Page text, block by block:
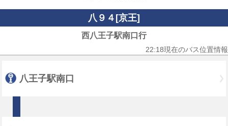
八９４[京王]
西八王子駅南口行
22:18現在のバス位置情報
八王子駅南口